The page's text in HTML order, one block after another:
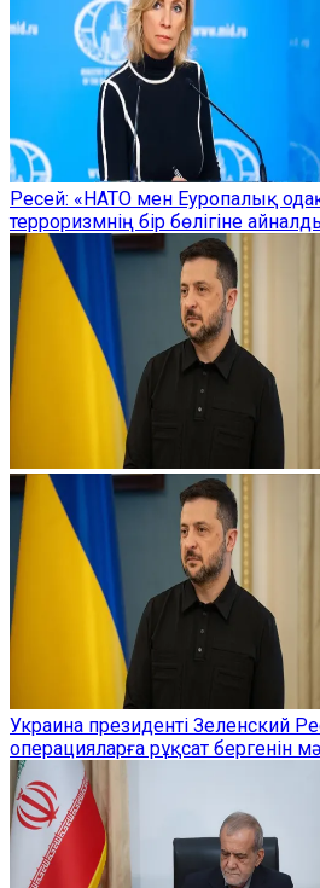
Ресей: «НАТО мен Еуропалық
терроризмнің бір бөлігіне
Украина президенті Зеленский
операцияларға рұқсат бергенін